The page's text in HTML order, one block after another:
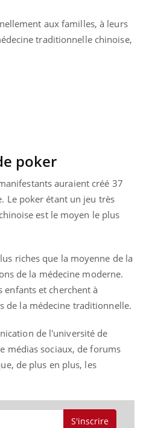
aux familles, à leurs
traditionnelle chinoise,
poker
auraient créé 37
Le poker étant un jeu très
est le moyen le plus
riches que la moyenne de la
de la médecine moderne.
et cherchent à
de la médecine traditionnelle.
de l'université de
médias sociaux, de forums
de plus en plus, les
S'inscrire